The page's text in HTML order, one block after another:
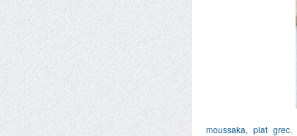
moussaka, plat grec,